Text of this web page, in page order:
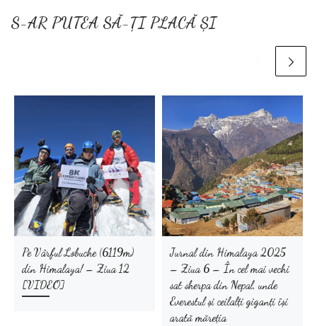
S-AR PUTEA SĂ-ȚI PLACĂ ȘI
Pe Vârful Lobuche (6119m)
din Himalaya! – Ziua 12
[VIDEO]
Jurnal din Himalaya 2025
– Ziua 6 – În cel mai vechi
sat sherpa din Nepal, unde
Everestul și ceilalți giganți își
arată măreția